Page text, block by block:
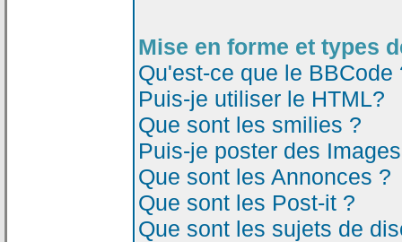
Mise en forme et types
Qu'est-ce que le BBCode
Puis-je utiliser le HTML?
Que sont les smilies ?
Puis-je poster des
Que sont les Annonces ?
Que sont les Post-it ?
Que sont les sujets de